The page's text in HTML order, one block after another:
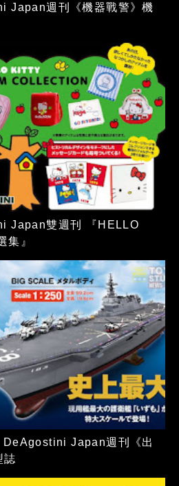
Japan週刊《機器戰警》機
Japan雙週刊 『HELLO
集』
DeAgostini Japan週刊《出
誌